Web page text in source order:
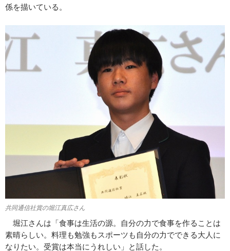
係を描いている。
共同通信社賞の堀江真広さん
堀江さんは「食事は生活の源。自分の力で食事を作ることは
素晴らしい。料理も勉強もスポーツも自分の力でできる大人に
なりたい。受賞は本当にうれしい」と話した。